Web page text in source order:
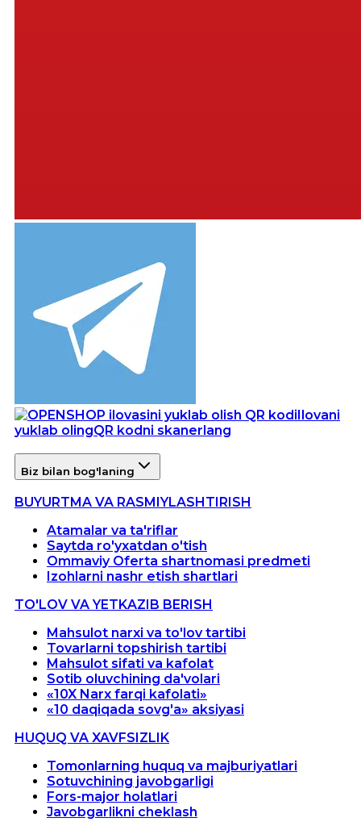
Ilovani
yuklab olingQR kodni skanerlang
Biz bilan bog'laning
BUYURTMA VA RASMIYLASHTIRISH
Atamalar va ta'riflar
Saytda ro'yxatdan o'tish
Ommaviy Oferta shartnomasi predmeti
Izohlarni nashr etish shartlari
TO'LOV VA YETKAZIB BERISH
Mahsulot narxi va to'lov tartibi
Tovarlarni topshirish tartibi
Mahsulot sifati va kafolat
Sotib oluvchining da'volari
«10X Narx farqi kafolati»
«10 daqiqada sovg'a» aksiyasi
HUQUQ VA XAVFSIZLIK
Tomonlarning huquq va majburiyatlari
Sotuvchining javobgarligi
Fors-major holatlari
Javobgarlikni cheklash